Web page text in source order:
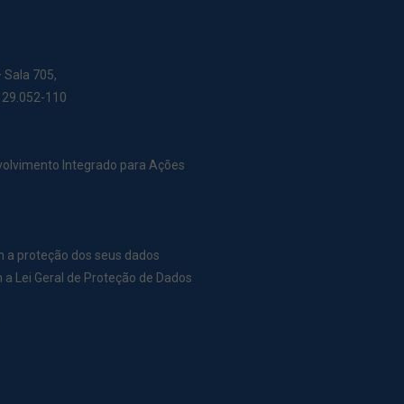
Sala 705,
110
Integrado para Ações
a proteção dos seus dados
Lei Geral de Proteção de Dados